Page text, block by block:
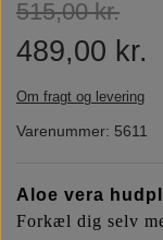
515,00 kr.
489,00 kr.
Om fragt og levering
Varenummer: 5611
Aloe vera
Forkæl dig selv